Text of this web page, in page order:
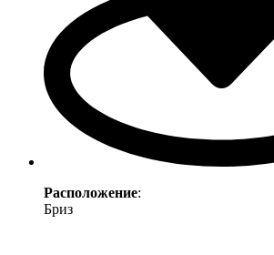
Расположение:
Бриз